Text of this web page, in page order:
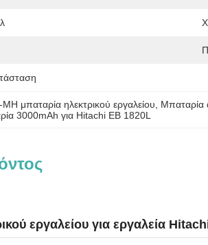
μπαταρία ηλεκτρικού εργαλείου Μπαταρία
3000mAh για Hitachi EB 1820L
εργαλείου για εργαλεία